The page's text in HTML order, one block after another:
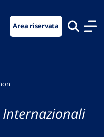
Area riservata